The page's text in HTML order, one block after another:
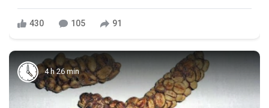
430 105 91
4 h 26 min